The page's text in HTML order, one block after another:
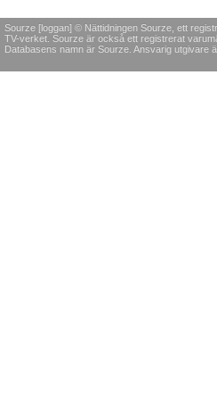
Sourze [loggan] © Nättidningen Sourze, ett
TV-verket. Sourze är också ett registrerat
Databasens namn är Sourze. Ansvarig utgivare